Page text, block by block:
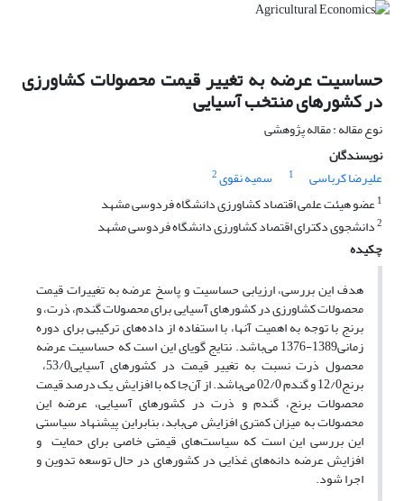
حساسیت عرضه به تغییر قیمت محصولات کشاورزی
در کشورهای منتخب آسیایی
نوع مقاله : مقاله پژوهشی
نویسندگان
علیرضا کرباسی
1 سمیه نقوی2
1عضو هیئت علمی اقتصاد کشاورزی دانشگاه فردوسی مشهد
2دانشجوی دکترای اقتصاد کشاورزی دانشگاه فردوسی مشهد
چکیده
هدف این بررسی، ارزیابی حساسیت و پاسخ عرضه به تغییرات قیمت
محصولات کشاورزی در کشورهای آسیایی برای محصولات گندم، ذرت، و
برنج با توجه به اهمیت آنها، با استفاده از داده‌های ترکیبی برای دوره
زمانی1389-1376 می‌باشد. نتایج گویای این است که حساسیت عرضه
محصول ذرت نسبت به تغییر قیمت در کشورهای آسیایی53/0،
برنج12/0 و گندم 02/0 می‌باشد. از آن‌جا که با افزایش یک درصد قیمت
محصولات برنج، گندم و ذرت در کشورهای آسیایی، عرضه این
محصولات به میزان کمتری افزایش می‌بابد، بنابراین پیشنهاد سیاستی
این بررسی این است که سیاست‌های قیمتی خاصی برای حمایت و
افزایش عرضه دانه‌های غذایی در کشورهای در حال توسعه تدوین و
اجرا شود.